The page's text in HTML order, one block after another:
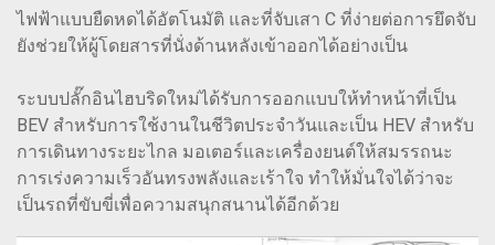
ไฟฟ้าแบบยืดหดได้อัตโนมัติ และที่จับเสา C ที่ง่ายต่อการยึดจับ
ยังช่วยให้ผู้โดยสารที่นั่งด้านหลังเข้าออกได้อย่างเป็น
ระบบปลั๊กอินไฮบริดใหม่ได้รับการออกแบบให้ทำหน้าที่เป็น
BEV สำหรับการใช้งานในชีวิตประจำวันและเป็น HEV สำหรับ
การเดินทางระยะไกล มอเตอร์และเครื่องยนต์ให้สมรรถนะ
การเร่งความเร็วอันทรงพลังและเร้าใจ ทำให้มั่นใจได้ว่าจะ
เป็นรถที่ขับขี่เพื่อความสนุกสนานได้อีกด้วย